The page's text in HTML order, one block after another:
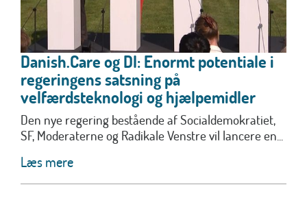
Danish.Care og DI: Enormt potentiale i
regeringens satsning på
velfærdsteknologi og hjælpemidler
Den nye regering bestående af Socialdemokratiet,
SF, Moderaterne og Radikale Venstre vil lancere en...
Læs mere